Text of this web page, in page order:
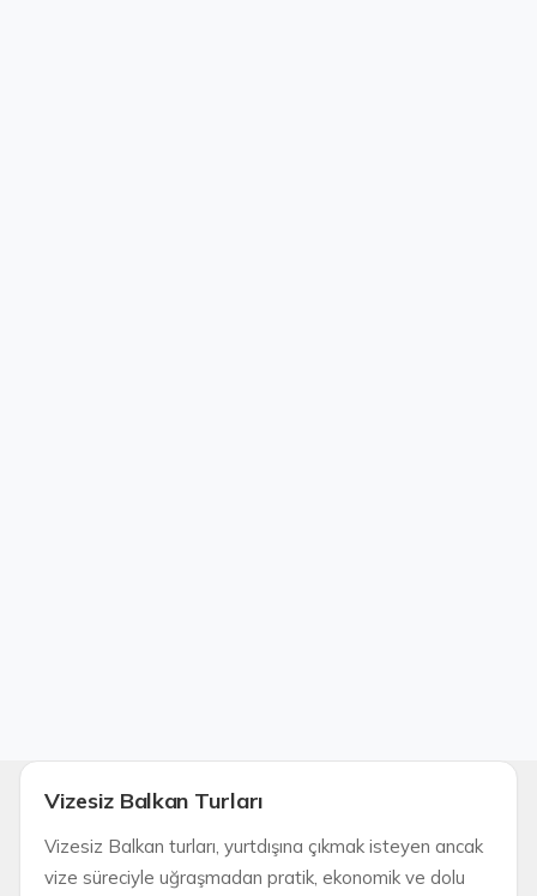
Vizesiz Balkan Turları
Vizesiz Balkan turları, yurtdışına çıkmak isteyen ancak
vize süreciyle uğraşmadan pratik, ekonomik ve dolu